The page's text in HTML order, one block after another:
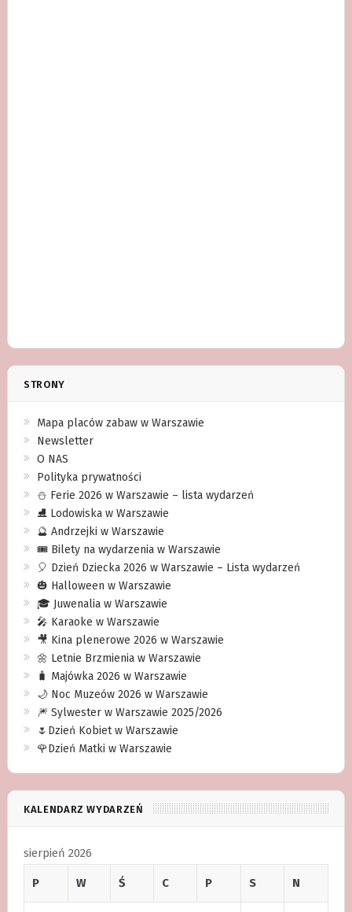
STRONY
Mapa placów zabaw w Warszawie
Newsletter
O NAS
Polityka prywatności
⛄️ Ferie 2026 w Warszawie – lista wydarzeń
⛸ Lodowiska w Warszawie
🔮 Andrzejki w Warszawie
🎟️ Bilety na wydarzenia w Warszawie
🎈 Dzień Dziecka 2026 w Warszawie – Lista wydarzeń
🎃 Halloween w Warszawie
🎓 Juwenalia w Warszawie
🎤 Karaoke w Warszawie
🎥 Kina plenerowe 2026 w Warszawie
🌼 Letnie Brzmienia w Warszawie
🧳 Majówka 2026 w Warszawie
🌙 Noc Muzeów 2026 w Warszawie
🎆 Sylwester w Warszawie 2025/2026
🌷Dzień Kobiet w Warszawie
🌹Dzień Matki w Warszawie
KALENDARZ WYDARZEŃ
sierpień 2026
P W Ś C P S N